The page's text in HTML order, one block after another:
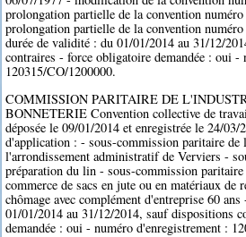
prolongation partielle de la convention
prolongation partielle de la convention
durée de validité : du 01/01/2014 au 31/12/
contraires - force obligatoire demandée : oui -
120315/CO/1200000.
COMMISSION PARITAIRE DE
BONNETERIE Convention collective de
déposée le 09/01/2014 et enregistrée le 24/
d'application : - sous-commission paritaire de
l'arrondissement administratif de Verviers -
préparation du lin - sous-commission
commerce de sacs en jute ou en matériaux de
chômage avec complément d'entreprise 60
01/01/2014 au 31/12/2014, sauf dispositions
demandée : oui - numéro d'enregistrement :